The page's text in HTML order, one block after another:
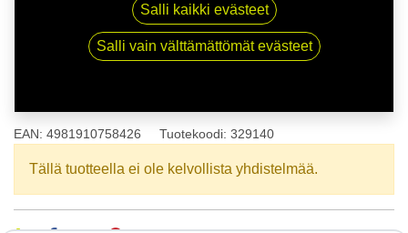
175/60R13 77H TOYO PROXES
EAN: 4981910758426 Tuotekoodi: 329140
Tällä tuotteella ei ole kelvollista yhdistelmää.
Salli kaikki evästeet
Salli vain välttämättömät evästeet